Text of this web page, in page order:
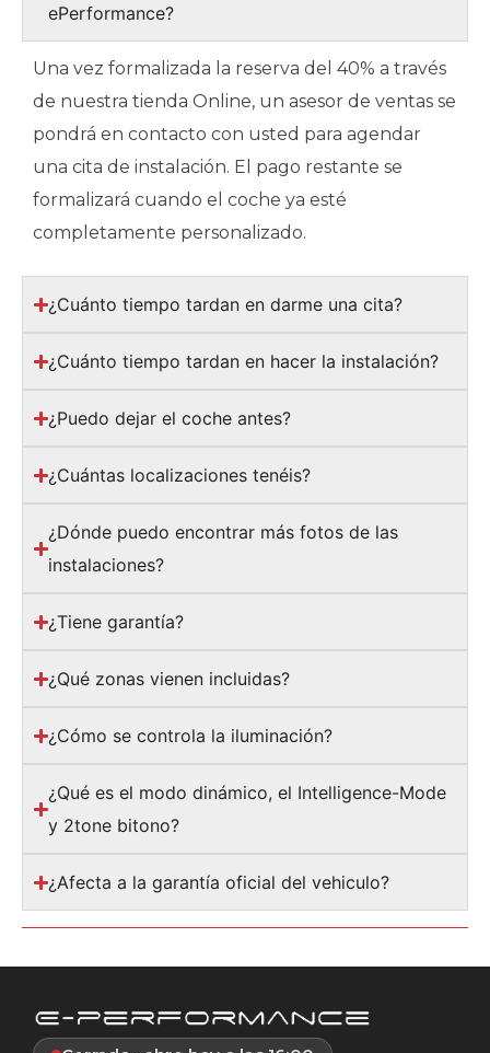
ePerformance?
Una vez formalizada la reserva del 40% a través
de nuestra tienda Online, un asesor de ventas se
pondrá en contacto con usted para agendar
una cita de instalación. El pago restante se
formalizará cuando el coche ya esté
completamente personalizado.
¿Cuánto tiempo tardan en darme una cita?
¿Cuánto tiempo tardan en hacer la instalación?
¿Puedo dejar el coche antes?
¿Cuántas localizaciones tenéis?
¿Dónde puedo encontrar más fotos de las
instalaciones?
¿Tiene garantía?
¿Qué zonas vienen incluidas?
¿Cómo se controla la iluminación?
¿Qué es el modo dinámico, el Intelligence-Mode
y 2tone bitono?
¿Afecta a la garantía oficial del vehiculo?